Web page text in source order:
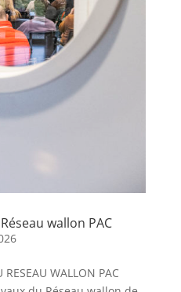
wallon PAC
RESEAU WALLON PAC